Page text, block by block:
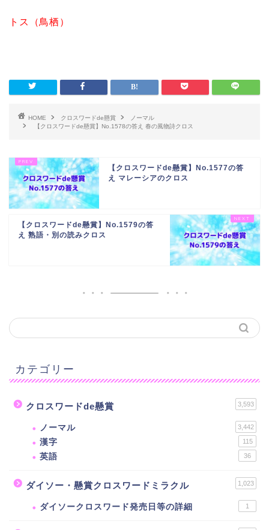
トス（鳥栖）
HOME クロスワードde懸賞
ノーマル
【クロスワードde懸賞】No.1578の答え 春の風物詩クロス
【クロスワードde懸賞】No.1577の答
え マレーシアのクロス
【クロスワードde懸賞】No.1579の答
え 熟語・別の読みクロス
カテゴリー
クロスワードde懸賞 3,593
ノーマル 3,442
漢字 115
英語 36
ダイソー・懸賞クロスワードミラクル 1,023
ダイソークロスワード発売日等の詳細 1